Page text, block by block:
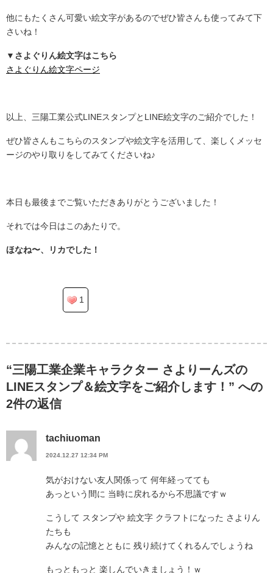
他にもたくさん可愛い絵文字があるのでぜひ皆さんも使ってみて下
さいね！
▼さよぐりん絵文字はこちら
さよぐりん絵文字ページ
以上、三陽工業公式LINEスタンプとLINE絵文字のご紹介でした！
ぜひ皆さんもこちらのスタンプや絵文字を活用して、楽しくメッセ
ージのやり取りをしてみてくださいね♪
本日も最後までご覧いただきありがとうございました！
それでは今日はこのあたりで。
ほなね〜、リカでした！
1
“三陽工業企業キャラクター さよりーんズの
LINEスタンプ＆絵文字をご紹介します！” への
2件の返信
tachiuoman
2024.12.27 12:34 PM
気がおけない友人関係って 何年経ってても
あっという間に 当時に戻れるから不思議ですｗ
こうして スタンプや 絵文字 クラフトになった さよりん
たちも
みんなの記憶とともに 残り続けてくれるんでしょうね
もっともっと 楽しんでいきましょう！ｗ